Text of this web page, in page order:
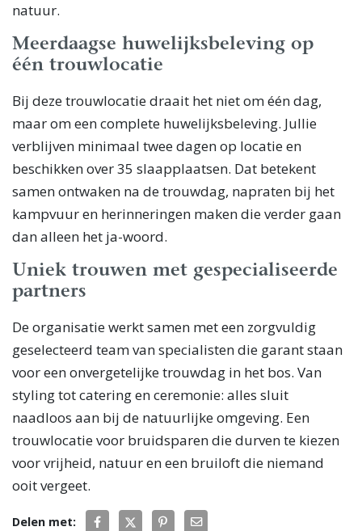
natuur.
Meerdaagse huwelijksbeleving op
één trouwlocatie
Bij deze trouwlocatie draait het niet om één dag,
maar om een complete huwelijksbeleving. Jullie
verblijven minimaal twee dagen op locatie en
beschikken over 35 slaapplaatsen. Dat betekent
samen ontwaken na de trouwdag, napraten bij het
kampvuur en herinneringen maken die verder gaan
dan alleen het ja-woord.
Uniek trouwen met gespecialiseerde
partners
De organisatie werkt samen met een zorgvuldig
geselecteerd team van specialisten die garant staan
voor een onvergetelijke trouwdag in het bos. Van
styling tot catering en ceremonie: alles sluit
naadloos aan bij de natuurlijke omgeving. Een
trouwlocatie voor bruidsparen die durven te kiezen
voor vrijheid, natuur en een bruiloft die niemand
ooit vergeet.
Delen met: